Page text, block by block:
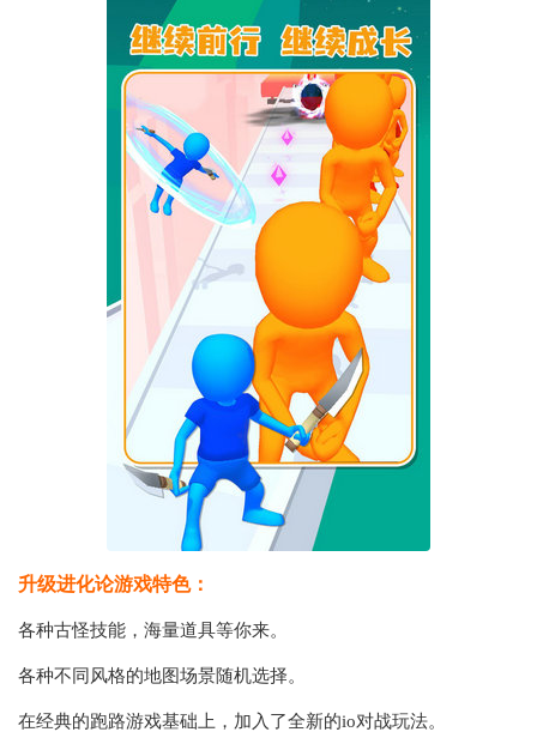
升级进化论游戏特色：
各种古怪技能，海量道具等你来。
各种不同风格的地图场景随机选择。
在经典的跑路游戏基础上，加入了全新的io对战玩法。